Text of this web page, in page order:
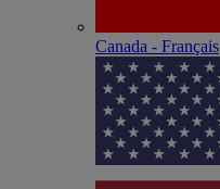
Canada - Français